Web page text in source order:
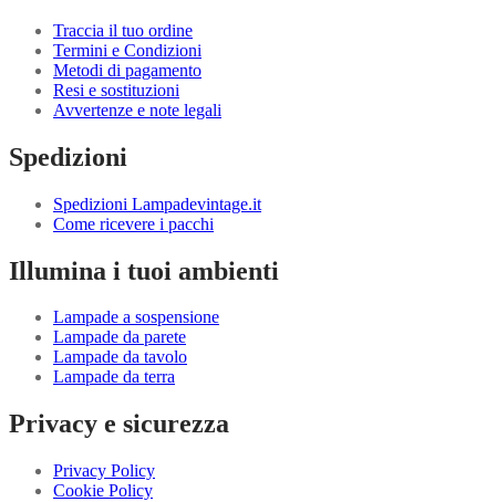
Traccia il tuo ordine
Termini e Condizioni
Metodi di pagamento
Resi e sostituzioni
Avvertenze e note legali
Spedizioni
Spedizioni Lampadevintage.it
Come ricevere i pacchi
Illumina i tuoi ambienti
Lampade a sospensione
Lampade da parete
Lampade da tavolo
Lampade da terra
Privacy e sicurezza
Privacy Policy
Cookie Policy